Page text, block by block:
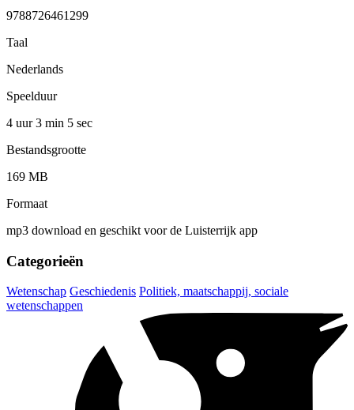
9788726461299
Taal
Nederlands
Speelduur
4 uur 3 min 5 sec
Bestandsgrootte
169 MB
Formaat
mp3 download en geschikt voor de Luisterrijk app
Categorieën
Wetenschap Geschiedenis Politiek, maatschappij, sociale
wetenschappen